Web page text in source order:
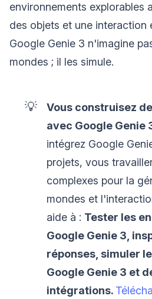
environnements explorables
des objets et une interaction
Google Genie 3 n'imagine
mondes ; il les simule.
💡
Vous construisez
avec Google Genie
intégrez Google
projets, vous
complexes pour la
mondes et
aide à : Tester les
Google Genie 3,
réponses, simuler
Google Genie 3 et
intégrations.